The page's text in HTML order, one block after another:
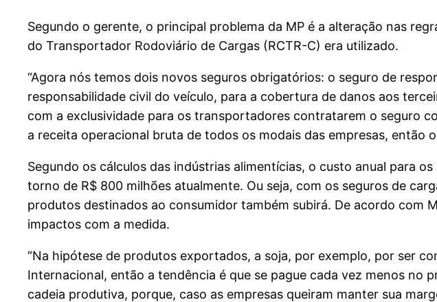
Segundo o gerente, o principal problema da MP é a alteração nas
do Transportador Rodoviário de Cargas (RCTR-C) era utilizado.
“Agora nós temos dois novos seguros obrigatórios: o seguro de
responsabilidade civil do veículo, para a cobertura de danos aos
com a exclusividade para os transportadores contratarem o seguro
a receita operacional bruta de todos os modais das empresas, então
Segundo os cálculos das indústrias alimentícias, o custo anual para
torno de R$ 800 milhões atualmente. Ou seja, com os seguros de
produtos destinados ao consumidor também subirá. De acordo com
impactos com a medida.
“Na hipótese de produtos exportados, a soja, por exemplo, por ser
Internacional, então a tendência é que se pague cada vez menos
cadeia produtiva, porque, caso as empresas queiram manter sua